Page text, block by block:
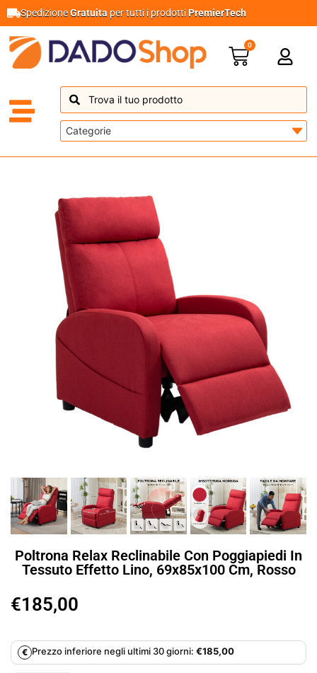
SpedizioneGratuita per tutti i prodottiPremierTech
0
Poltrona Relax Reclinabile Con Poggiapiedi In
Tessuto Effetto Lino, 69x85x100 Cm, Rosso
€185,00
€ Prezzo inferiore negli ultimi 30 giorni: €185,00